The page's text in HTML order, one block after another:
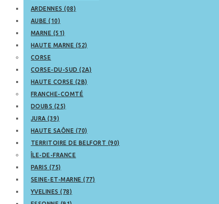
ARDENNES (08)
AUBE (10)
MARNE (51)
HAUTE MARNE (52)
CORSE
CORSE-DU-SUD (2A)
HAUTE CORSE (2B)
FRANCHE-COMTÉ
DOUBS (25)
JURA (39)
HAUTE SAÔNE (70)
TERRITOIRE DE BELFORT (90)
ÎLE-DE-FRANCE
PARIS (75)
SEINE-ET-MARNE (77)
YVELINES (78)